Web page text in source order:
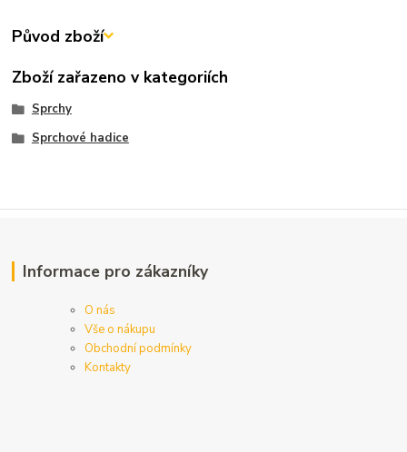
Původ zboží
Zboží zařazeno v kategoriích
Sprchy
Sprchové hadice
Informace pro zákazníky
O nás
Vše o nákupu
Obchodní podmínky
Kontakty